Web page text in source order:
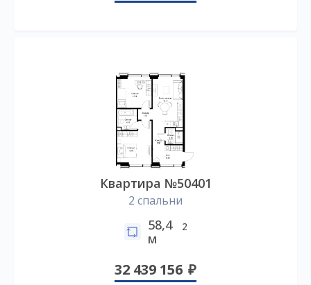
Квартира №50401
2 спальни
58,4
м
2
32 439 156